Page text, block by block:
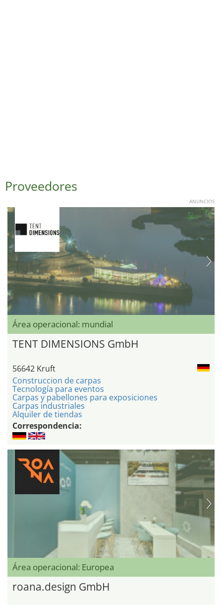
Proveedores
ANUNCIOS
Área operacional: mundial
TENT DIMENSIONS GmbH
56642 Kruft
Construccion de carpas
Tecnología para eventos
Carpas y pabellones para exposiciones
Carpas industriales
Alquiler de tiendas
Correspondencia:
Área operacional: Europea
roana.design GmbH